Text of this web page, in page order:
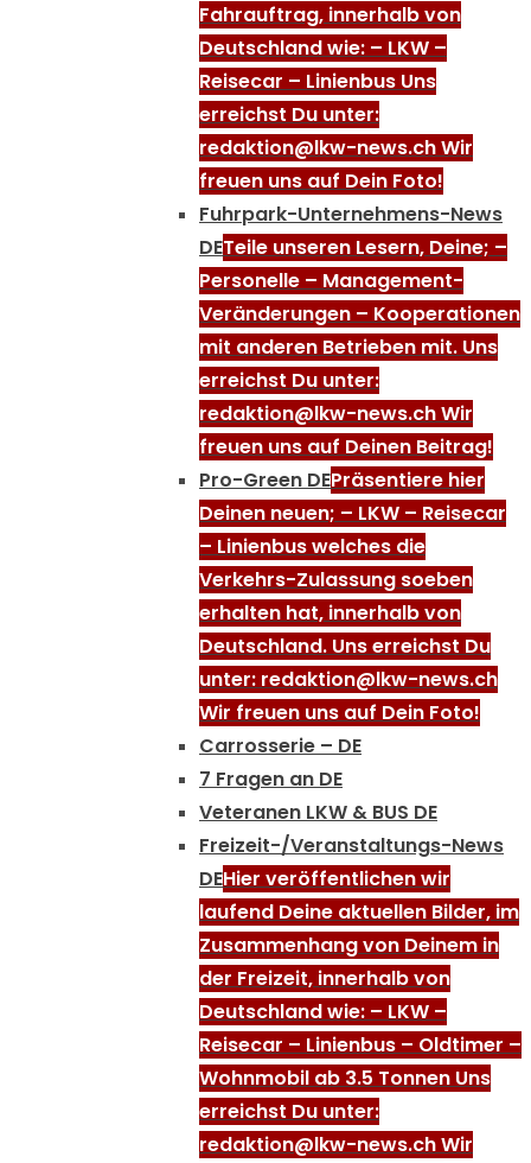
Fahrauftrag, innerhalb von
Deutschland wie: – LKW –
Reisecar – Linienbus Uns
erreichst Du unter:
redaktion@lkw-news.ch Wir
freuen uns auf Dein Foto!
Fuhrpark-Unternehmens-News
DETeile unseren Lesern, Deine; –
Personelle – Management-
Veränderungen – Kooperationen
mit anderen Betrieben mit. Uns
erreichst Du unter:
redaktion@lkw-news.ch Wir
freuen uns auf Deinen Beitrag!
Pro-Green DEPräsentiere hier
Deinen neuen; – LKW – Reisecar
– Linienbus welches die
Verkehrs-Zulassung soeben
erhalten hat, innerhalb von
Deutschland. Uns erreichst Du
unter: redaktion@lkw-news.ch
Wir freuen uns auf Dein Foto!
Carrosserie – DE
7 Fragen an DE
Veteranen LKW & BUS DE
Freizeit-/Veranstaltungs-News
DEHier veröffentlichen wir
laufend Deine aktuellen Bilder, im
Zusammenhang von Deinem in
der Freizeit, innerhalb von
Deutschland wie: – LKW –
Reisecar – Linienbus – Oldtimer –
Wohnmobil ab 3.5 Tonnen Uns
erreichst Du unter:
redaktion@lkw-news.ch Wir